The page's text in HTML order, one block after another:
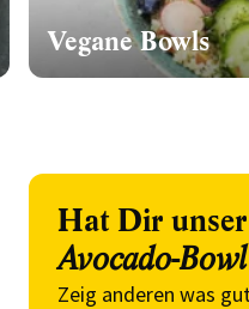
Vegane Bowls
Hat Dir
Avocado-Bowl
Zeig anderen was